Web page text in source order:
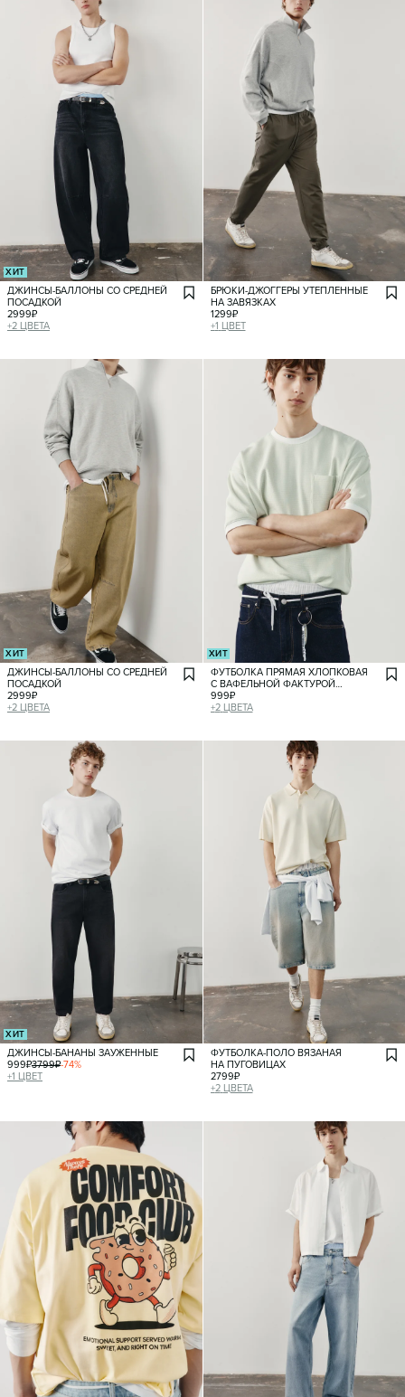
ХИТ
ДЖИНСЫ-БАЛЛОНЫ СО СРЕДНЕЙ
ПОСАДКОЙ
2999₽
+2 ЦВЕТА
БРЮКИ-ДЖОГГЕРЫ УТЕПЛЕННЫЕ
НА ЗАВЯЗКАХ
1299₽
+1 ЦВЕТ
ХИТ
ДЖИНСЫ-БАЛЛОНЫ СО СРЕДНЕЙ
ПОСАДКОЙ
2999₽
+2 ЦВЕТА
ХИТ
ФУТБОЛКА ПРЯМАЯ ХЛОПКОВАЯ
С ВАФЕЛЬНОЙ ФАКТУРОЙ
И КАНТОМ
999₽
+2 ЦВЕТА
ХИТ
ДЖИНСЫ-БАНАНЫ ЗАУЖЕННЫЕ
999₽3799₽-74%
+1 ЦВЕТ
ФУТБОЛКА-ПОЛО ВЯЗАНАЯ
НА ПУГОВИЦАХ
2799₽
+2 ЦВЕТА